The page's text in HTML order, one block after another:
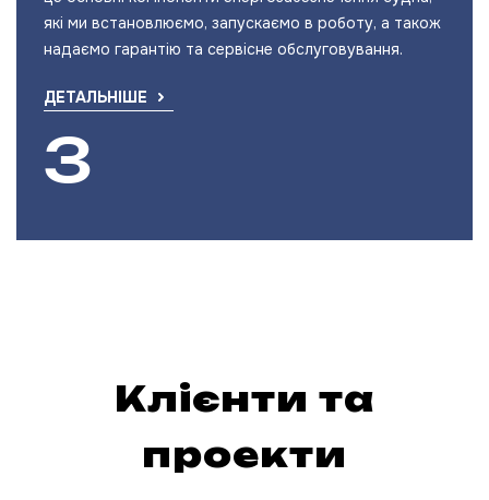
які ми встановлюємо, запускаємо в роботу, а також
надаємо гарантію та сервісне обслуговування.
ДЕТАЛЬНІШЕ
Клієнти та
проекти